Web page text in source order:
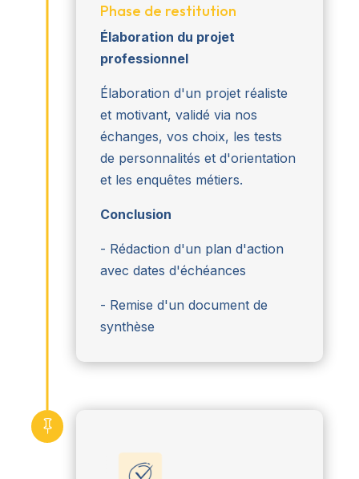
Phase de restitution
Élaboration du projet
professionnel
Élaboration d'un projet réaliste
et motivant, validé via nos
échanges, vos choix, les tests
de personnalités et d'orientation
et les enquêtes métiers.
Conclusion
- Rédaction d'un plan d'action
avec dates d'échéances
- Remise d'un document de
synthèse
